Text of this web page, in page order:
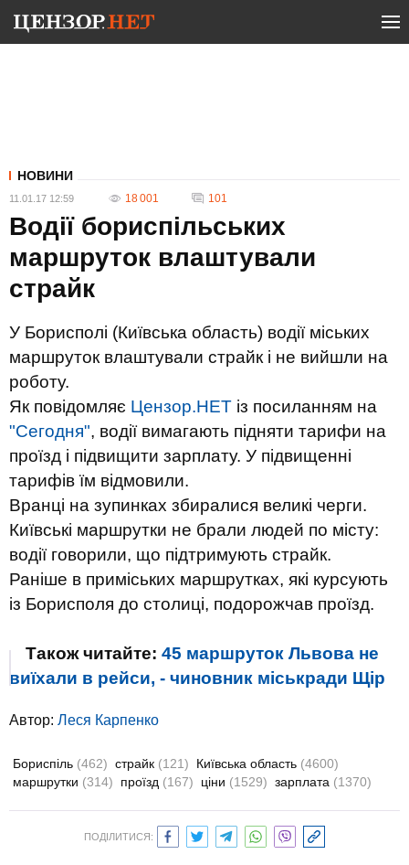
НОВИНИ
11.01.17 12:59 18 001 101
Водії бориспільських
маршруток влаштували
страйк
У Борисполі (Київська область) водії міських
маршруток влаштували страйк і не вийшли на
роботу.
Як повідомляє Цензор.НЕТ із посиланням на
"Сегодня", водії вимагають підняти тарифи на
проїзд і підвищити зарплату. У підвищенні
тарифів їм відмовили.
Вранці на зупинках збиралися великі черги.
Київські маршрутки не брали людей по місту:
водії говорили, що підтримують страйк.
Раніше в приміських маршрутках, які курсують
із Борисполя до столиці, подорожчав проїзд.
Також читайте: 45 маршруток Львова не
виїхали в рейси, - чиновник міськради Щір
Автор: Леся Карпенко
Бориспіль (462) страйк (121) Київська область (4600)
маршрутки (314) проїзд (167) ціни (1529) зарплата (1370)
ПОДІЛИТИСЯ: